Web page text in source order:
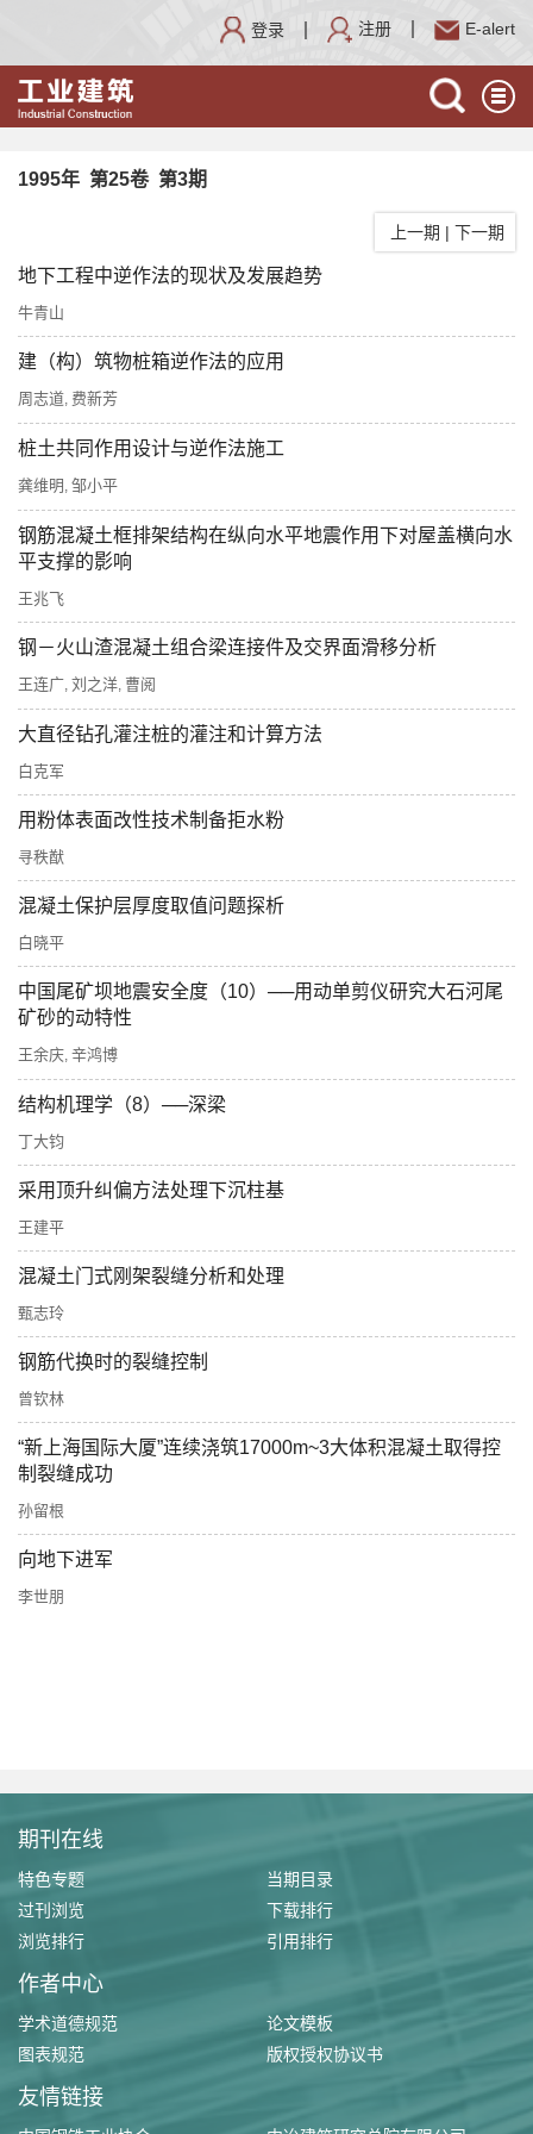
登录 注册 E-alert
1995年 第25卷 第3期
上一期 | 下一期
地下工程中逆作法的现状及发展趋势
牛青山
建（构）筑物桩箱逆作法的应用
周志道 费新芳
桩土共同作用设计与逆作法施工
龚维明 邹小平
钢筋混凝土框排架结构在纵向水平地震作用下对屋盖横向水
平支撑的影响
王兆飞
钢－火山渣混凝土组合梁连接件及交界面滑移分析
王连广 刘之洋 曹阅
大直径钻孔灌注桩的灌注和计算方法
白克军
用粉体表面改性技术制备拒水粉
寻秩猷
混凝土保护层厚度取值问题探析
白晓平
中国尾矿坝地震安全度（10）──用动单剪仪研究大石河尾
矿砂的动特性
王余庆 辛鸿博
结构机理学（8）──深梁
丁大钧
采用顶升纠偏方法处理下沉柱基
王建平
混凝土门式刚架裂缝分析和处理
甄志玲
钢筋代换时的裂缝控制
曾钦林
“新上海国际大厦”连续浇筑17000m~3大体积混凝土取得控
制裂缝成功
孙留根
向地下进军
李世朋
期刊在线
特色专题
当期目录
过刊浏览
下载排行
浏览排行
引用排行
作者中心
学术道德规范
论文模板
图表规范
版权授权协议书
友情链接